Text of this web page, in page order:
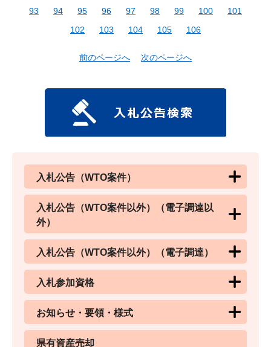
93
94 95 96 97 98 99 100
101
102
103 104 105 106
前のページへ 次のページへ
入札公告（WTO案件）
入札公告（WTO案件以外）（電子調達以
外）
入札公告（WTO案件以外）（電子調達）
入札参加資格
お知らせ・要領・様式
県有資産売却